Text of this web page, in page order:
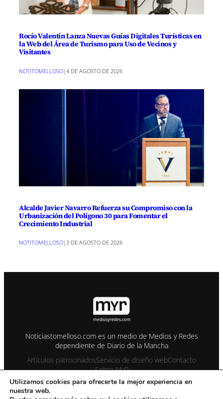
Rocío Valentín Lanza Nuevas Guías Digitales Turísticas en
la Web del Área de Turismo para Uso de Vecinos y
Visitantes
NOTITOMELLOSO|4 DE AGOSTO DE 2026
Alcalde Javier Navarro Refuerza su Compromiso con la
Urbanización del Polígono 30 para Fomentar el
Crecimiento Industrial
NOTITOMELLOSO|3 DE AGOSTO DE 2026
Noticiastomelloso.com es un medio de Medios y Redes
dependiente de Diario de la Mancha
Artículos patrocinadosServicio de diseño webContacto
Sobre MyR
Utilizamos cookies para ofrecerte la mejor experiencia en
nuestra web.